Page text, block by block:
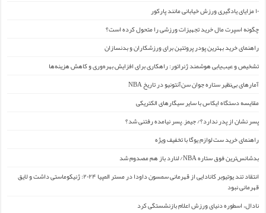
۱۰ مزایای یادگیری ورزش خیابانی مانند پارکور
چگونه اسپرت مال خرید تجهیزات ورزشی را متحول کرده است؟
راهنمای خرید بهترین پودر پروتئین برای ورزشکاران و بدنسازان
تشخیص و عیب‌یابی هوشمند ژنراتور: راهکاری برای افزایش بهره‌وری و کاهش هزینه‌ها
آمارهای بی‌نظیر ستاره جوان سن‌آنتونیو در تاریخ NBA
مقایسه دستگاه ایکاس با سایر سیگارهای الکتریکی
پسر نشان از پدر ندارد؟/ جیمز ِ پسر نیامده رفتنی شد؟
راهنمای خرید ست لوازم یوگا با تخفیف ویژه
بدشانس‌ترین فوق ستاره NBA/ لنارد باز هم مصدوم شد
انتقاد تند یوتیوبر کانادایی از قهرمانی سمسون داودا در مستر المپیا ۲۰۲۴: ژنیکوماستی داشت و لایق
قهرمانی نبود
نادال، اسطوره دنیای ورزش اعلام بازنشستگی کرد